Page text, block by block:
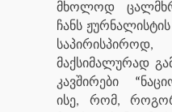
მხოლოდ
ჩანს
მაქსიმალურად
კავშირები
“
ისე, რომ,